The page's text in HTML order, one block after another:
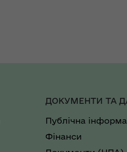
ДОКУМЕНТИ ТА
Публічна
Фінанси